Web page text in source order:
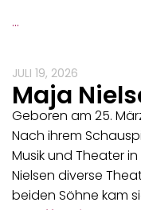
…
JULI 19, 2026
Maja
Geboren am 25.
Nach ihrem
Musik und Theater
Nielsen diverse
beiden Söhne kam